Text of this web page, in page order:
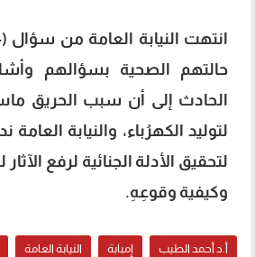
حالتهم الصحية بسؤالهم
الحادث إلى أن سبب الحريق
لتوليد الكهرُباء، والنيابة العامة
لتحقيق الأدلة الجنائية لرفع
وكيفية وقوعِهِ.
أ.د أحمد الطيب إمبابة النيابة العامة